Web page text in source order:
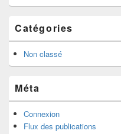
Catégories
Non classé
Méta
Connexion
Flux des publications